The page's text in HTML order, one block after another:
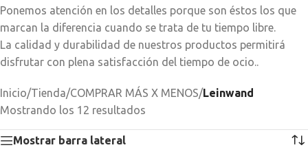
Ponemos atención en los detalles porque son éstos los que
marcan la diferencia cuando se trata de tu tiempo libre.
La calidad y durabilidad de nuestros productos permitirá
disfrutar con plena satisfacción del tiempo de ocio..
Inicio/Tienda/COMPRAR MÁS X MENOS/Leinwand
Mostrando los 12 resultados
Mostrar barra lateral